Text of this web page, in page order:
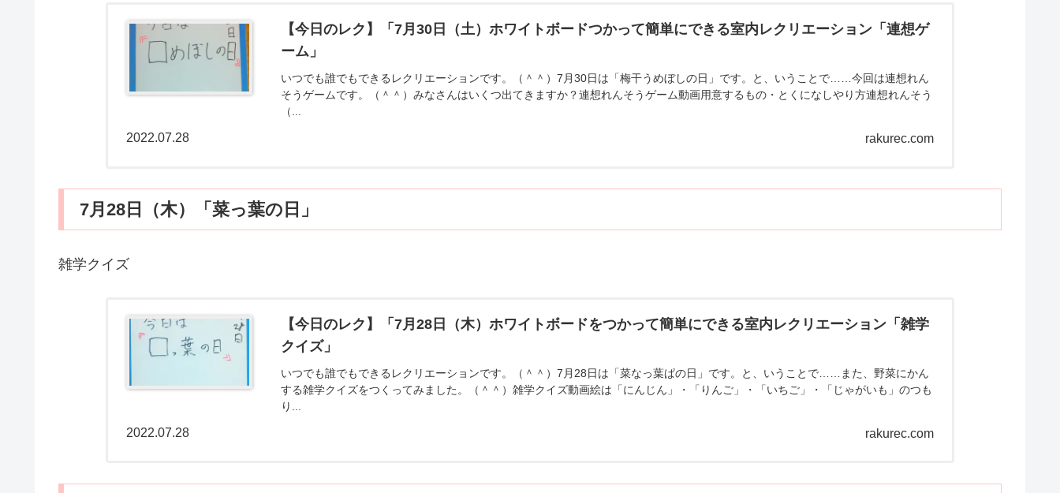
【今日のレク】「7月30日（土）ホワイトボードつかって簡単にできる室内レクリエーション「連想ゲ
ーム」
いつでも誰でもできるレクリエーションです。（＾＾）7月30日は「梅干うめぼしの日」です。と、いうことで……今回は連想れん
そうゲームです。（＾＾）みなさんはいくつ出てきますか？連想れんそうゲーム動画用意するもの・とくになしやり方連想れんそう
（...
rakurec.com
2022.07.28
7月28日（木）「菜っ葉の日」
雑学クイズ
【今日のレク】「7月28日（木）ホワイトボードをつかって簡単にできる室内レクリエーション「雑学
クイズ」
いつでも誰でもできるレクリエーションです。（＾＾）7月28日は「菜なっ葉ぱの日」です。と、いうことで……また、野菜にかん
する雑学クイズをつくってみました。（＾＾）雑学クイズ動画絵は「にんじん」・「りんご」・「いちご」・「じゃがいも」のつも
り...
rakurec.com
2022.07.28